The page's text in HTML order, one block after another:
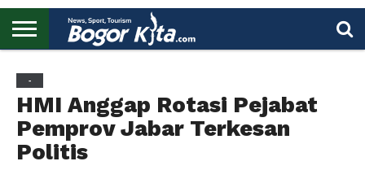
-
HMI Anggap Rotasi Pejabat
Pemprov Jabar Terkesan
Politis